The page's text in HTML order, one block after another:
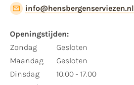
info@hensbergenserviezen.nl
Openingstijden:
Zondag
Maandag
Dinsdag
Gesloten
Gesloten
10.00 - 17.00